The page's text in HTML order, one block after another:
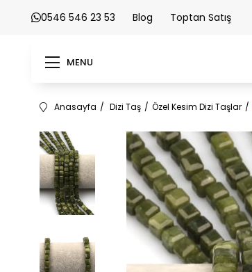
0546 546 23 53 Blog Toptan Satış
MENU
Anasayfa Dizi Taş Özel Kesim Dizi Taşlar